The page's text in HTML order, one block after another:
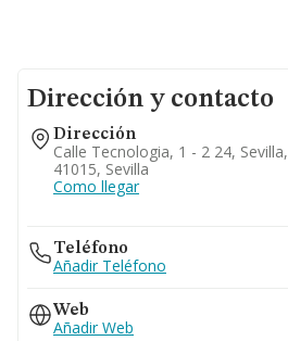
Dirección y contacto
Dirección
Calle Tecnologia, 1 - 2 24, Sevilla,
41015, Sevilla
Como llegar
Teléfono
Añadir Teléfono
Web
Añadir Web